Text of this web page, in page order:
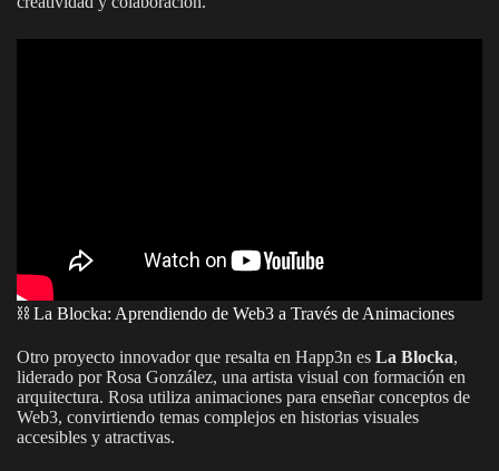
⛓️ La Blocka: Aprendiendo de Web3 a Través de Animaciones
Otro proyecto innovador que resalta en Happ3n es La Blocka,
liderado por Rosa González, una artista visual con formación en
arquitectura. Rosa utiliza animaciones para enseñar conceptos de
Web3, convirtiendo temas complejos en historias visuales
accesibles y atractivas.